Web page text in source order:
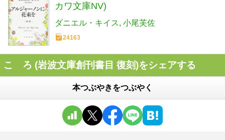
カワ文庫NV)
ダニエル・キイス 小尾芙佐
24163
こゝろ (岩波文庫創刊書目 復刻)をシェアする
本つぶやきをつぶやく